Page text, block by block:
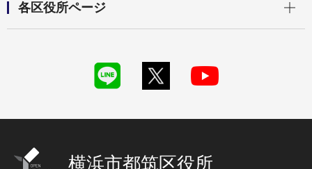
各区役所ページ
横浜市都筑区役所